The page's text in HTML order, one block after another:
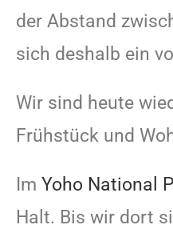
der Abstand
sich deshalb ein
Wir sind heute
Frühstück und
Im Yoho National
Halt. Bis wir dort